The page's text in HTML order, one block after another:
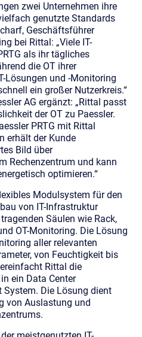
zwei Unternehmen ihre
genutzte Standards
Geschäftsführer
bei Rittal: „Viele IT-
als ihr tägliches
die OT ihrer
Lösungen und -Monitoring
ein großer Nutzerkreis.“
AG ergänzt: „Rittal passt
der OT zu Paessler.
PRTG mit Rittal
erhält der Kunde
Bild über
Rechenzentrum und kann
optimieren.“
Modulsystem für den
von IT-Infrastruktur
Säulen wie Rack,
OT-Monitoring. Die Lösung
aller relevanten
von Feuchtigkeit bis
Rittal die
ein Data Center
System. Die Lösung dient
von Auslastung und